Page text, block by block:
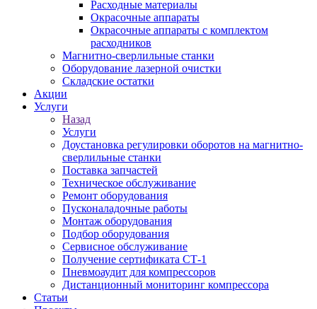
Расходные материалы
Окрасочные аппараты
Окрасочные аппараты с комплектом
расходников
Магнитно-сверлильные станки
Оборудование лазерной очистки
Складские остатки
Акции
Услуги
Назад
Услуги
Доустановка регулировки оборотов на магнитно-
сверлильные станки
Поставка запчастей
Техническое обслуживание
Ремонт оборудования
Пусконаладочные работы
Монтаж оборудования
Подбор оборудования
Сервисное обслуживание
Получение сертификата СТ-1
Пневмоаудит для компрессоров
Дистанционный мониторинг компрессора
Статьи